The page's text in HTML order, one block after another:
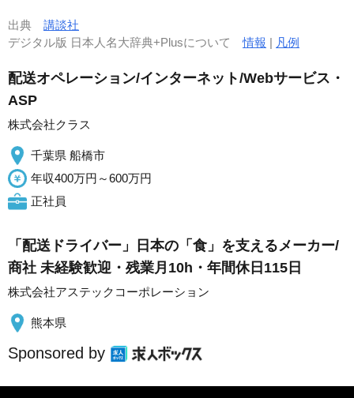
出典 講談社
デジタル版 日本人名大辞典+Plusについて情報 | 凡例
配送オペレーション/インターネット/Webサービス・
ASP
株式会社クラス
千葉県 船橋市
年収400万円～600万円
正社員
「配送ドライバー」日本の「食」を支えるメーカー/
商社 未経験歓迎・残業月10h・年間休日115日
株式会社アステックコーポレーション
熊本県
Sponsored by